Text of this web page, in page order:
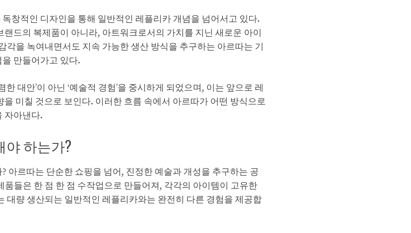
창적인 디자인을 통해 일반적인 레플리카 개념을 넘어서고 있다.
드의 복제품이 아니라, 아트워크로서의 가치를 지닌 새로운 아이
각을 녹여내면서도 지속 가능한 생산 방식을 추구하는 아르따는 기
만들어가고 있다.
한 대안’이 아닌 ‘예술적 경험’을 중시하게 되었으며, 이는 앞으로 레
을 미칠 것으로 보인다. 이러한 흐름 속에서 아르따가 어떤 방식으로
자아낸다.
야 하는가?
아르따는 단순한 쇼핑을 넘어, 진정한 예술과 개성을 추구하는 공
품들은 한 점 한 점 수작업으로 만들어져, 각각의 아이템이 고유한
대량 생산되는 일반적인 레플리카와는 완전히 다른 경험을 제공합